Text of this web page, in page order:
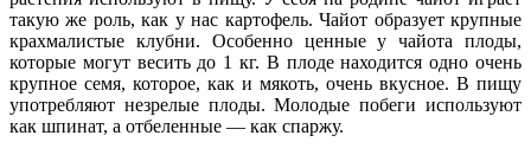
такую же роль, как у нас картофель. Чайот образует крупные
крахмалистые клубни. Особенно ценные у чайота плоды,
которые могут весить до 1 кг. В плоде находится одно очень
крупное семя, которое, как и мякоть, очень вкусное. В пищу
употребляют незрелые плоды. Молодые побеги используют
как шпинат, а отбеленные — как спаржу.